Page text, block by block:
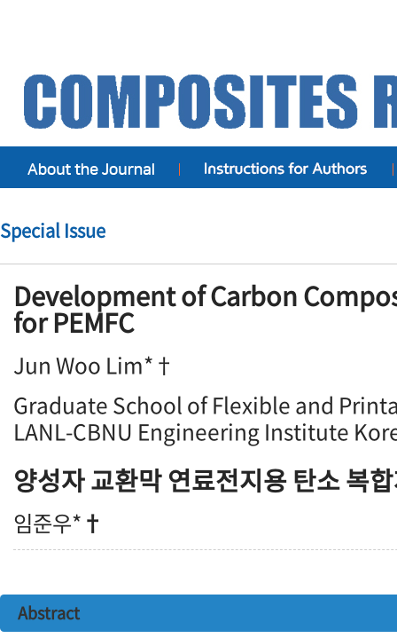
Special Issue
Development of Carbon
for PEMFC
Jun Woo Lim*†
Graduate School of Flexible and
LANL-CBNU Engineering Institute
양성자 교환막 연료전지용 탄소 복
임준우*†
Abstract